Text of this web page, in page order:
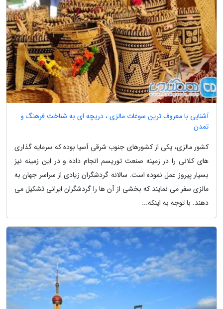
آشنایی با معروف ترین سوغات مالزی ، دریچه ای به شناخت فرهنگ و
تمدن
کشور مالزی، یکی از کشورهای جنوب شرقی آسیا بوده که سرمایه گذاری
های کلانی را در زمینه صنعت توریسم انجام داده و در این زمینه نیز
بسیار پیروز عمل نموده است. سالانه گردشگران زیادی از سراسر جهان به
مالزی سفر می نمایند که بخشی از آن ها را گردشگران ایرانی تشکیل می
دهند. با توجه به اینکه...